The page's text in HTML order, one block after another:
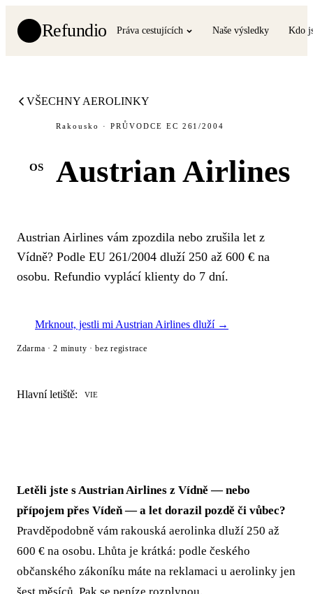
Refundio Práva cestujících Naše výsledky Kdo
VŠECHNY AEROLINKY
OS
Rakousko · PRŮVODCE EC 261/2004
Austrian Airlines
Austrian Airlines vám zpozdila nebo zrušila let z
Vídně? Podle EU 261/2004 dluží 250 až 600 € na
osobu. Refundio vyplácí klienty do 7 dní.
Mrknout, jestli mi Austrian Airlines dluží →
Zdarma · 2 minuty · bez registrace
Hlavní letiště: VIE
Letěli jste s Austrian Airlines z Vídně — nebo
přípojem přes Vídeň — a let dorazil pozdě či vůbec?
Pravděpodobně vám rakouská aerolinka dluží 250 až
600 € na osobu. Lhůta je krátká: podle českého
občanského zákoníku máte na reklamaci u aerolinky jen